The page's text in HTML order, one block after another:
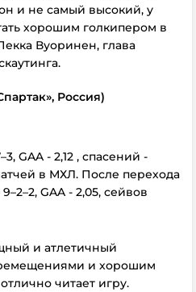
и не самый высокий, у
хорошим голкипером в
Вуоринен, глава
Россия)
GAA - 2,12 , спасений -
в МХЛ. После перехода
GAA - 2,05, сейвов
и атлетичный
и хорошим
читает игру.